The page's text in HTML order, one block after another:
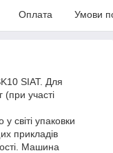
Оплата Умови
SIAT. Для
(при участі
світі упаковки
прикладів
Машина